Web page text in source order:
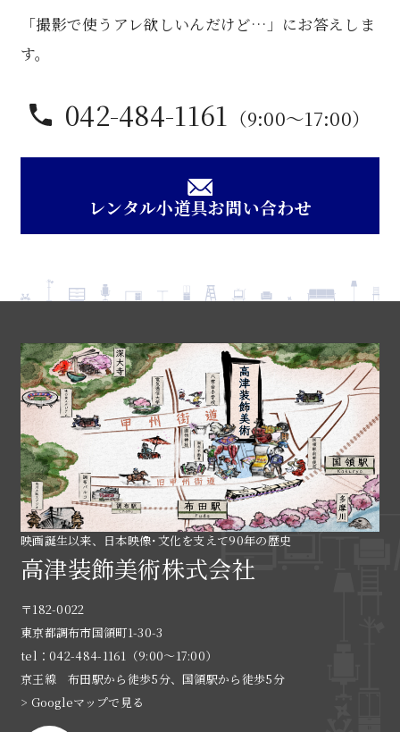
「撮影で使うアレ欲しいんだけど…」にお答えしま
す。
042-484-1161 （9:00〜17:00）
レンタル小道具お問い合わせ
映画誕生以来、日本映像･文化を支えて90年の歴史
高津装飾美術株式会社
〒182-0022
東京都調布市国領町1-30-3
tel：042-484-1161（9:00〜17:00）
京王線 布田駅から徒歩5分、国領駅から徒歩5分
> Googleマップで見る